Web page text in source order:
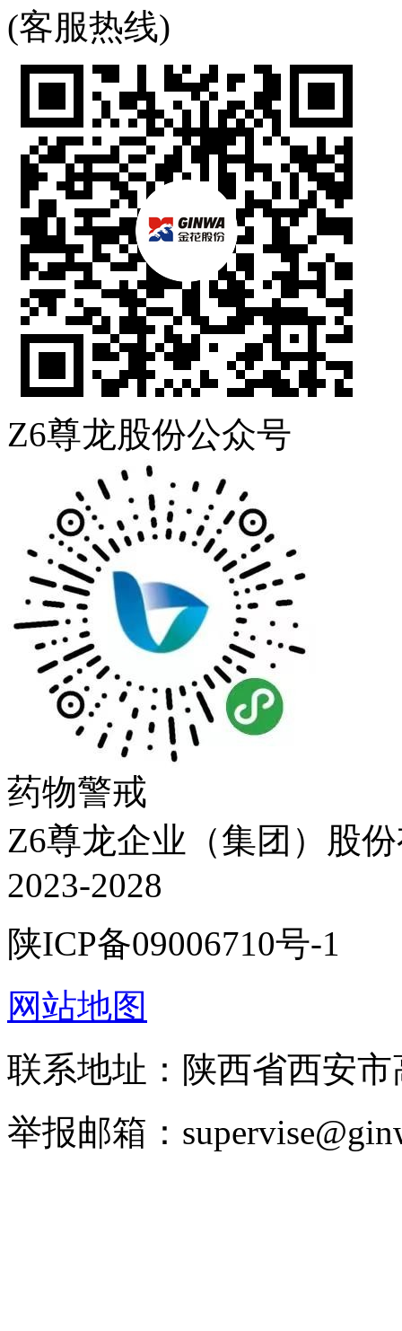
(客服热线)
Z6尊龙股份公众号
药物警戒
Z6尊龙企业（集团）股
2023-2028
陕ICP备09006710号-1
网站地图
联系地址：陕西省西安
举报邮箱：